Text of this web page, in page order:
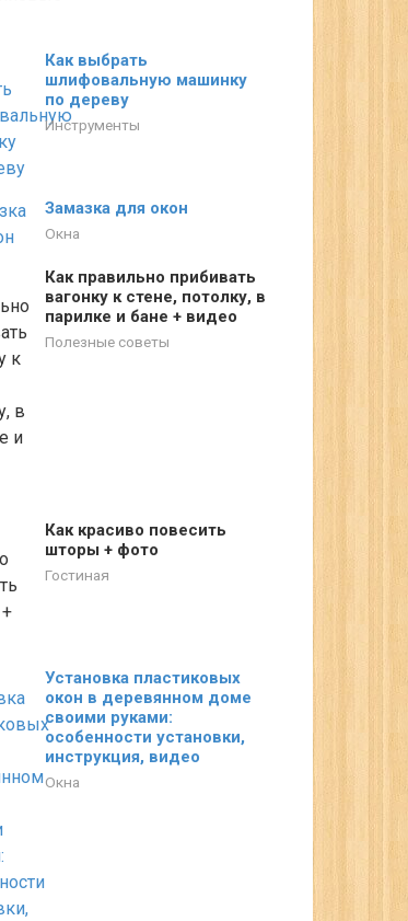
Как выбрать
шлифовальную машинку
по дереву
Инструменты
Замазка для окон
Окна
Как правильно прибивать
вагонку к стене, потолку, в
парилке и бане + видео
Полезные советы
Как красиво повесить
шторы + фото
Гостиная
Установка пластиковых
окон в деревянном доме
своими руками:
особенности установки,
инструкция, видео
Окна